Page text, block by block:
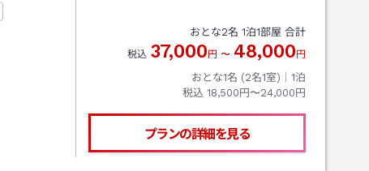
おとな2名 1泊1部屋 合計
税込 37,000円 〜 48,000円
おとな1名 (2名1室)｜ 1泊
税込 18,500円〜24,000円
プランの詳細を見る